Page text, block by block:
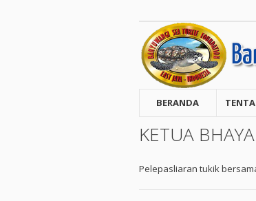
BERANDA
KETUA
Pelepasliaran tukik